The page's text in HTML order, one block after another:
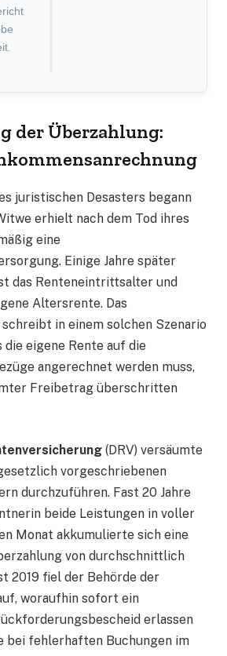
der Überzahlung:
juristischen Desasters begann
erhielt nach dem Tod ihres
eine
Einige Jahre später
das Renteneintrittsalter und
Altersrente. Das
in einem solchen Szenario
die eigene Rente auf die
angerechnet werden muss,
Freibetrag überschritten
(DRV) versäumte
vorgeschriebenen
durchzuführen. Fast 20 Jahre
beide Leistungen in voller
Monat akkumulierte sich eine
von durchschnittlich
2019 fiel der Behörde der
woraufhin sofort ein
erlassen
bei fehlerhaften Buchungen im